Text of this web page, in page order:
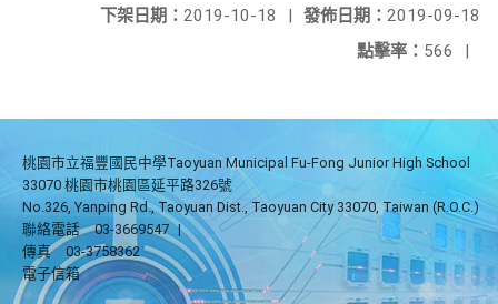
發佈日期： 2019-09-18
下架日期： 2019-10-18
|
點擊率： 566 |
桃園市立福豐國民中學Taoyuan Municipal Fu-Fong Junior High School
33070 桃園市桃園區延平路326號
No.326, Yanping Rd., Taoyuan Dist., Taoyuan City 33070, Taiwan (R.O.C.)
聯絡電話
03-3669547 |
傳真
03-3758362
電子信箱